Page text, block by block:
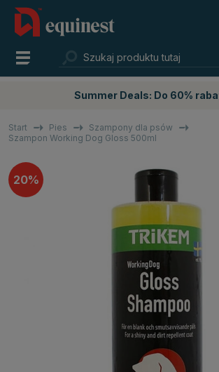
Summer Deals: Do 60%
Start Pies
Szampony dla psów
Szampon Working Dog Gloss 500ml
20